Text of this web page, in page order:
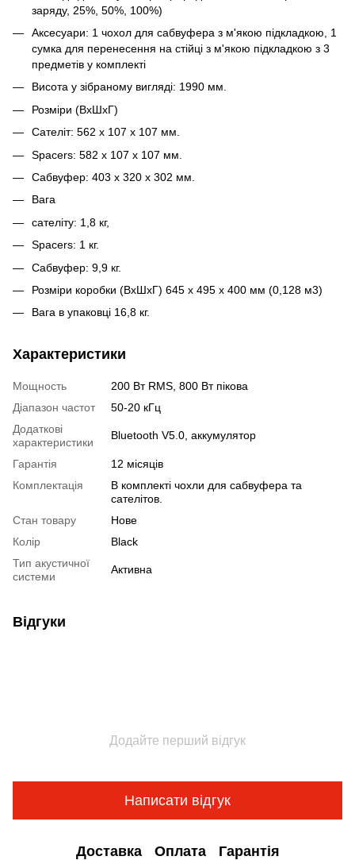
заряду, 25%, 50%, 100%)
Аксесуари: 1 чохол для сабвуфера з м'якою підкладкою, 1
сумка для перенесення на стійці з м'якою підкладкою з 3
предметів у комплекті
Висота у зібраному вигляді: 1990 мм.
Розміри (ВхШхГ)
Сателіт: 562 х 107 х 107 мм.
Spacers: 582 х 107 х 107 мм.
Сабвуфер: 403 х 320 х 302 мм.
Вага
сателіту: 1,8 кг,
Spacers: 1 кг.
Сабвуфер: 9,9 кг.
Розміри коробки (ВхШхГ) 645 x 495 x 400 мм (0,128 м3)
Вага в упаковці 16,8 кг.
Характеристики
Мощность
200 Вт RMS, 800 Вт пікова
Діапазон частот
50-20 кГц
Додаткові
характеристики
Bluetooth V5.0, аккумулятор
Гарантія
12 місяців
Комплектація
В комплекті чохли для сабвуфера та
сателітов.
Стан товару
Нове
Колір
Black
Тип акустичної
системи
Активна
Відгуки
Додайте перший відгук
Написати відгук
Доставка Оплата Гарантія